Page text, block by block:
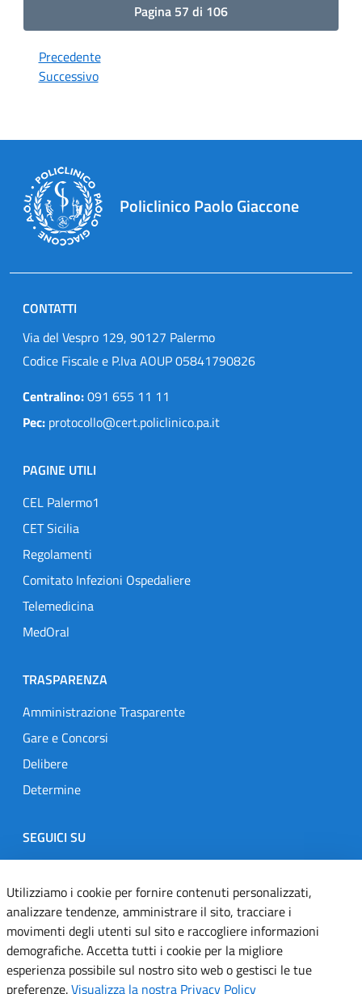
Pagina 57 di 106
Precedente
Successivo
Policlinico Paolo Giaccone
CONTATTI
Via del Vespro 129, 90127 Palermo
Codice Fiscale e P.Iva AOUP 05841790826
Centralino:091 655 11 11
Pec: protocollo@cert.policlinico.pa.it
PAGINE UTILI
CEL Palermo1
CET Sicilia
Regolamenti
Comitato Infezioni Ospedaliere
Telemedicina
MedOral
TRASPARENZA
Amministrazione Trasparente
Gare e Concorsi
Delibere
Determine
SEGUICI SU
Designers Italia
TwitterInstagramYoutubeLinkedin
Dichiarazione di accessibilità
Informativa cookie
Utilizziamo i cookie per fornire contenuti personalizzati,
analizzare tendenze, amministrare il sito, tracciare i
movimenti degli utenti sul sito e raccogliere informazioni
demografiche. Accetta tutti i cookie per la migliore
esperienza possibile sul nostro sito web o gestisci le tue
preferenze.Visualizza la nostra Privacy Policy